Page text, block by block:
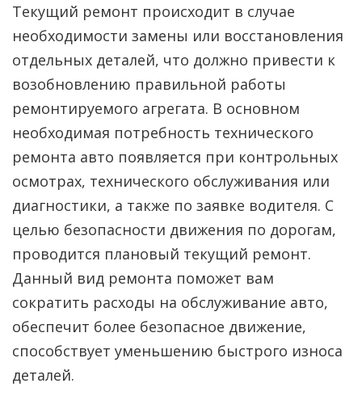
Текущий ремонт происходит в случае
необходимости замены или восстановления
отдельных деталей, что должно привести к
возобновлению правильной работы
ремонтируемого агрегата. В основном
необходимая потребность технического
ремонта авто появляется при контрольных
осмотрах, технического обслуживания или
диагностики, а также по заявке водителя. С
целью безопасности движения по дорогам,
проводится плановый текущий ремонт.
Данный вид ремонта поможет вам
сократить расходы на обслуживание авто,
обеспечит более безопасное движение,
способствует уменьшению быстрого износа
деталей.